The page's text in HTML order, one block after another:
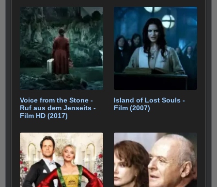
Voice from the Stone -
Ruf aus dem Jenseits -
Film HD (2017)
Island of Lost Souls -
Film (2007)